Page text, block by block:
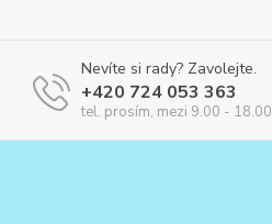
Nevíte si rady? Zavolejte.
+420 724 053 363
tel. prosím, mezi 9.00 - 18.00